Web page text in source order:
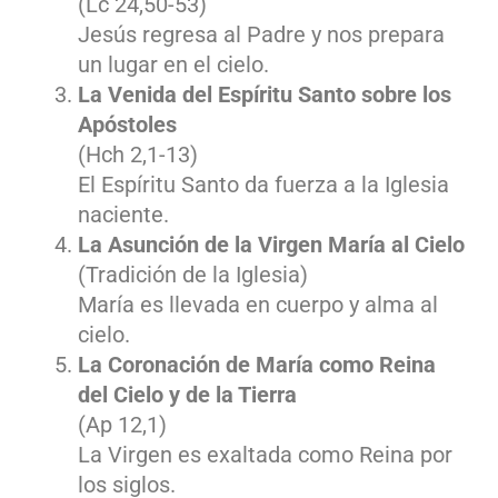
Jesús regresa al Padre y nos prepara
un lugar en el cielo.
La Venida del Espíritu Santo sobre los
Apóstoles
(Hch 2,1-13)
El Espíritu Santo da fuerza a la Iglesia
naciente.
La Asunción de la Virgen María al Cielo
(Tradición de la Iglesia)
María es llevada en cuerpo y alma al
cielo.
La Coronación de María como Reina
del Cielo y de la Tierra
(Ap 12,1)
La Virgen es exaltada como Reina por
los siglos.